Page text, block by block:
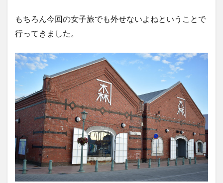
もちろん今回の女子旅でも外せないよねということで
行ってきました。